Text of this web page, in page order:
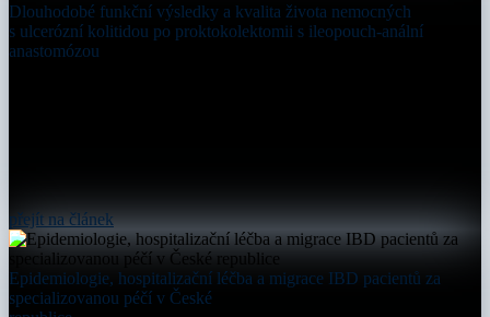
Dlouhodobé funkční výsledky a kvalita života nemocných
s ulcerózní kolitidou po proktokolektomii s ileopouch-anální
anastomózou
přejít na článek
Epidemiologie, hospitalizační léčba a migrace IBD pacientů za
specializovanou péčí v České